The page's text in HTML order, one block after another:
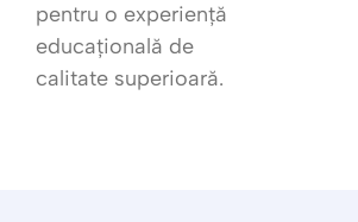
pentru o experiență
educațională de
calitate superioară.